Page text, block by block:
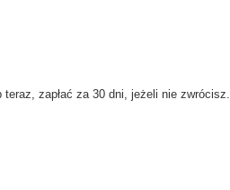
teraz, zapłać za 30 dni, jeżeli nie zwrócisz.